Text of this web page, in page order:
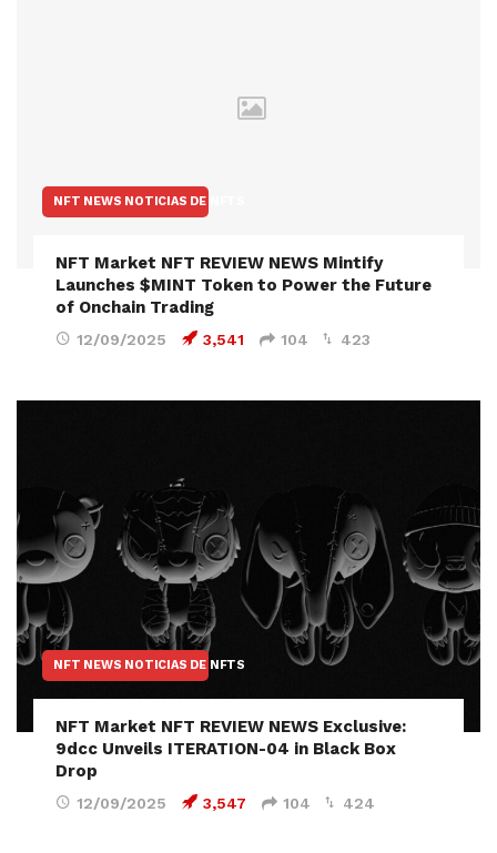
NFT NEWS NOTICIAS DE NFTS
NFT Market NFT REVIEW NEWS Mintify
Launches $MINT Token to Power the Future
of Onchain Trading
12/09/2025 3,541 104 423
NFT NEWS NOTICIAS DE NFTS
NFT Market NFT REVIEW NEWS Exclusive:
9dcc Unveils ITERATION-04 in Black Box
Drop
12/09/2025 3,547 104 424